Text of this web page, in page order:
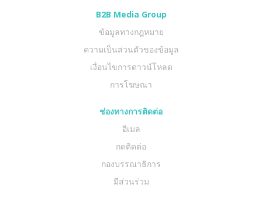
B2B Media Group
ข้อมูลทางกฎหมาย
ความเป็นส่วนตัวของข้อมูล
เงื่อนไขการดาวน์โหลด
การโฆษณา
ช่องทางการติดต่อ
อีเมล
กดติดต่อ
กองบรรณาธิการ
มีส่วนร่วม